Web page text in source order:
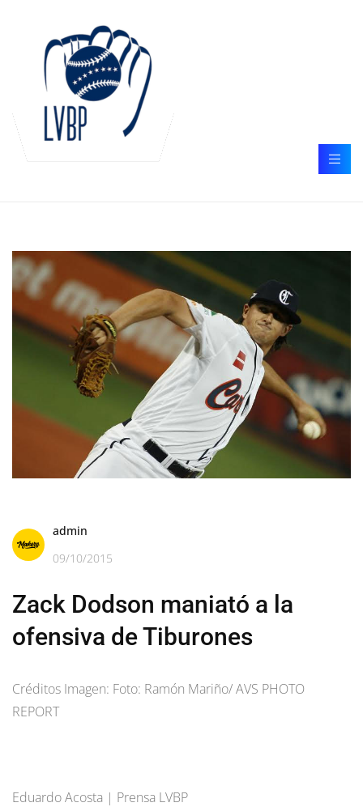
admin
09/10/2015
Zack Dodson maniató a la
ofensiva de Tiburones
Créditos Imagen: Foto: Ramón Mariño/ AVS PHOTO
REPORT
Eduardo Acosta | Prensa LVBP